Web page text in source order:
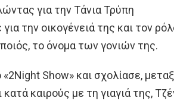
για την Τάνια Τρύπη
την οικογένειά της και τον
το όνομα των γονιών της.
Show» και σχολίασε,
κατά καιρούς με τη γιαγιά της,